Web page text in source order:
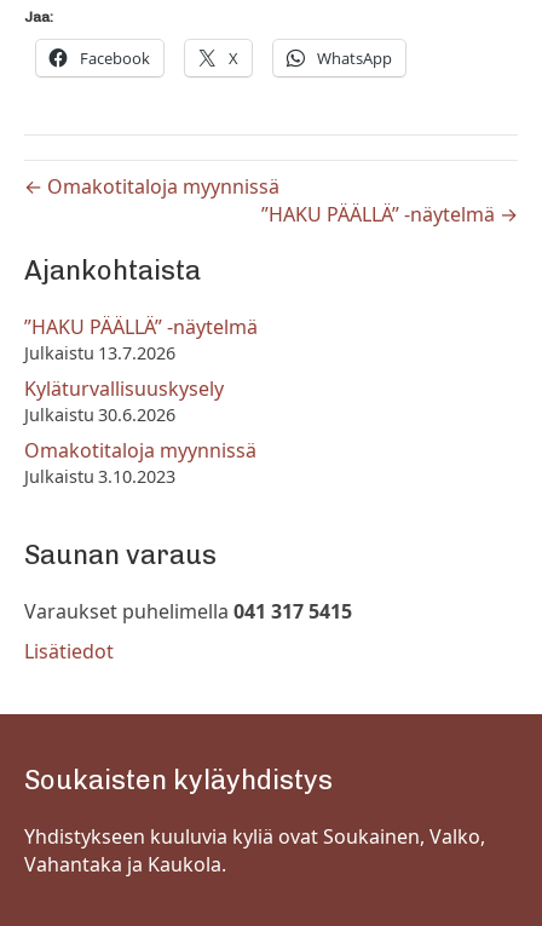
Jaa:
Facebook X WhatsApp
← Omakotitaloja myynnissä
”HAKU PÄÄLLÄ” -näytelmä →
Ajankohtaista
”HAKU PÄÄLLÄ” -näytelmä
13.7.2026
Kyläturvallisuuskysely
30.6.2026
Omakotitaloja myynnissä
3.10.2023
Saunan varaus
Varaukset puhelimella 041 317 5415
Lisätiedot
Soukaisten kyläyhdistys
Yhdistykseen kuuluvia kyliä ovat Soukainen, Valko,
Vahantaka ja Kaukola.